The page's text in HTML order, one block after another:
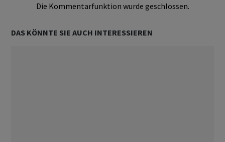
Die Kommentarfunktion wurde geschlossen.
DAS KÖNNTE SIE AUCH INTERESSIEREN